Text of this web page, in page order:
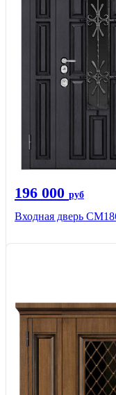
196 000 руб
Входная дверь